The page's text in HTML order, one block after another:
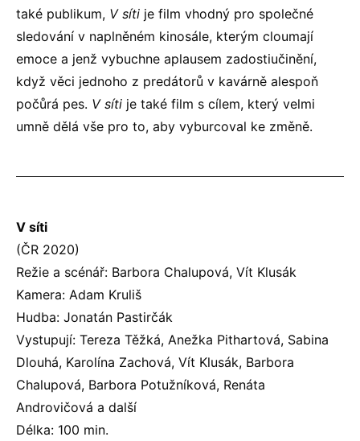
také publikum, V síti je film vhodný pro společné
sledování v naplněném kinosále, kterým cloumají
emoce a jenž vybuchne aplausem zadostiučinění,
když věci jednoho z predátorů v kavárně alespoň
počůrá pes. V síti je také film s cílem, který velmi
umně dělá vše pro to, aby vyburcoval ke změně.
V síti
(ČR 2020)
Režie a scénář: Barbora Chalupová, Vít Klusák
Kamera: Adam Kruliš
Hudba: Jonatán Pastirčák
Vystupují: Tereza Těžká, Anežka Pithartová, Sabina
Dlouhá, Karolína Zachová, Vít Klusák, Barbora
Chalupová, Barbora Potužníková, Renáta
Androvičová a další
Délka: 100 min.